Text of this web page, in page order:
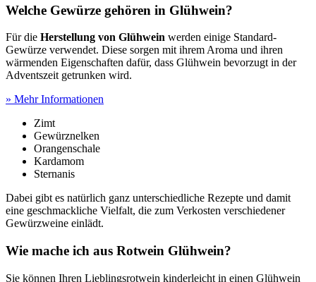
Welche Gewürze gehören in Glühwein?
Für die Herstellung von Glühwein werden einige Standard-
Gewürze verwendet. Diese sorgen mit ihrem Aroma und ihren
wärmenden Eigenschaften dafür, dass Glühwein bevorzugt in der
Adventszeit getrunken wird.
» Mehr Informationen
Zimt
Gewürznelken
Orangenschale
Kardamom
Sternanis
Dabei gibt es natürlich ganz unterschiedliche Rezepte und damit
eine geschmackliche Vielfalt, die zum Verkosten verschiedener
Gewürzweine einlädt.
Wie mache ich aus Rotwein Glühwein?
Sie können Ihren Lieblingsrotwein kinderleicht in einen Glühwein